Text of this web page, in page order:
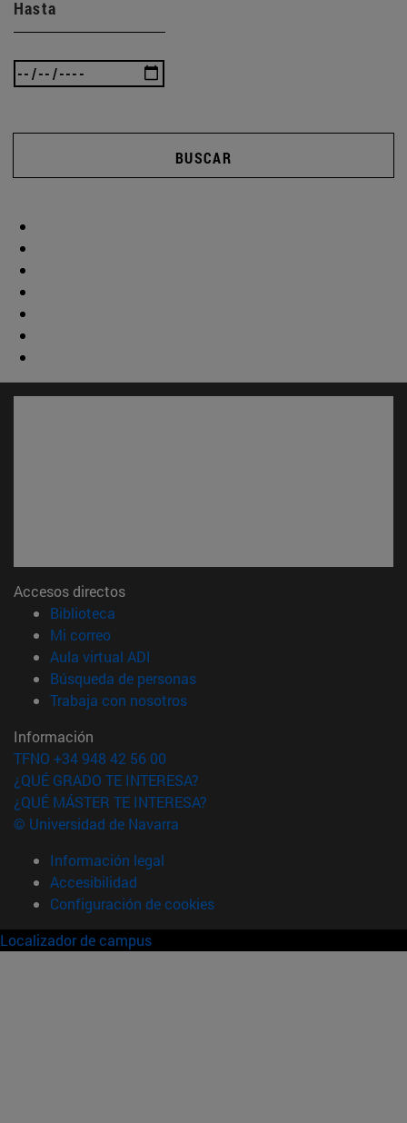
Hasta
BUSCAR
Accesos directos
Biblioteca
Mi correo(abre en nueva ventana)
Aula virtual ADI
Búsqueda de personas(abre en nueva ventana)
Trabaja con nosotros(abre en nueva ventana)
Información
TFNO +34 948 42 56 00
¿QUÉ GRADO TE INTERESA?
¿QUÉ MÁSTER TE INTERESA?
© Universidad de Navarra
Información legal
Accesibilidad
Configuración de cookies
Localizador de campus